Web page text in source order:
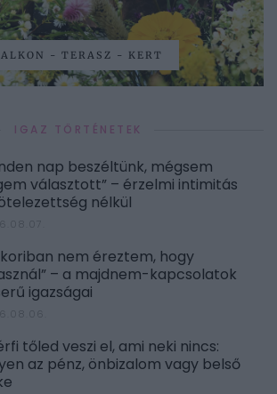
- TERASZ - KERT
IGAZ TÖRTÉNETEK
nap beszéltünk, mégsem
választott” – érzelmi intimitás
nélkül
nem éreztem, hogy
– a majdnem-kapcsolatok
igazságai
tőled veszi el, ami neki nincs:
az pénz, önbizalom vagy belső